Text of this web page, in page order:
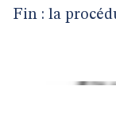
Fin : la